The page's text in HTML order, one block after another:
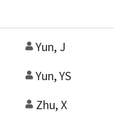
Yun, J
Yun, YS
Zhu, X